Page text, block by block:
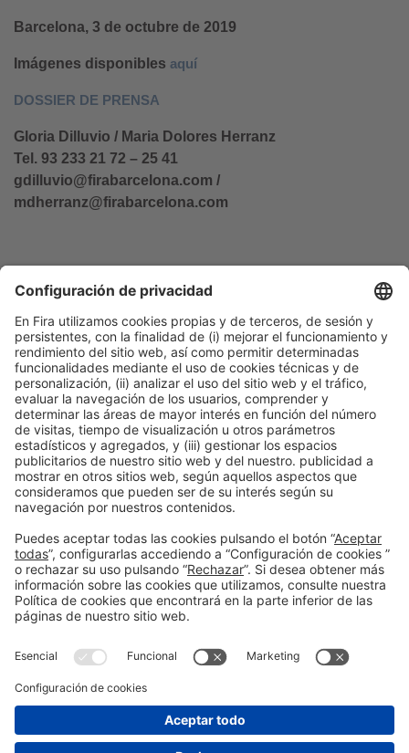
Barcelona, 3 de octubre de 2019
Imágenes disponibles aquí
DOSSIER DE PRENSA
Gloria Dilluvio / Maria Dolores Herranz
Tel. 93 233 21 72 – 25 41
gdilluvio@firabarcelona.com /
mdherranz@firabarcelona.com
Información general
Aviso legal
Política de privacidad
Política de cookies
#PISCINABARCELONA
en las redes sociales
© 2024 Fira de Barcelona
Instagram?